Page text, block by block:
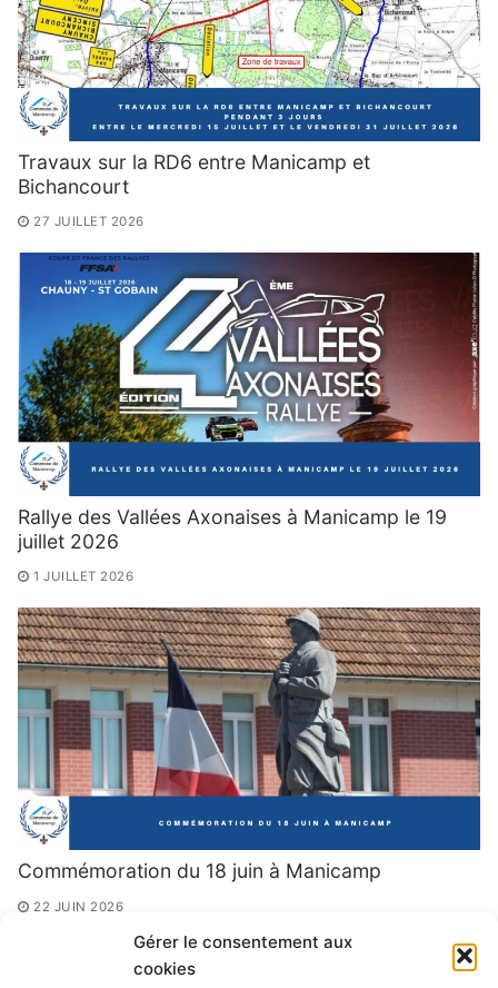
Gérer le consentement aux
cookies
Travaux sur la RD6 entre Manicamp et
Bichancourt
27 JUILLET 2026
Rallye des Vallées Axonaises à Manicamp le 19
juillet 2026
1 JUILLET 2026
Commémoration du 18 juin à Manicamp
22 JUIN 2026